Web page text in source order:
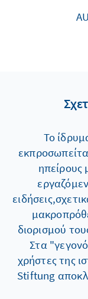
Το
ηπείρους
διορισμού
Στα
χρήστες της
Stiftung